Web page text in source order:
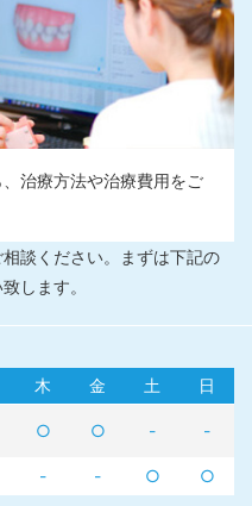
治療方法や治療費用をご
談ください。まずは下記の
します。
木 金 土
日
○ ○ - -
- - ○ ○